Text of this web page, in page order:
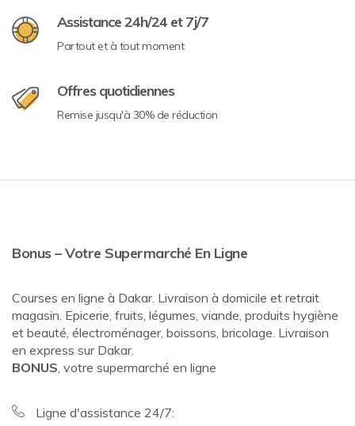
Assistance 24h/24 et 7j/7
Partout et à tout moment
Offres quotidiennes
Remise jusqu'à 30% de réduction
Bonus – Votre Supermarché En Ligne
Courses en ligne à Dakar. Livraison à domicile et retrait
magasin. Epicerie, fruits, légumes, viande, produits hygiène
et beauté, électroménager, boissons, bricolage. Livraison
en express sur Dakar.
BONUS , votre supermarché en ligne
Ligne d'assistance 24/7: